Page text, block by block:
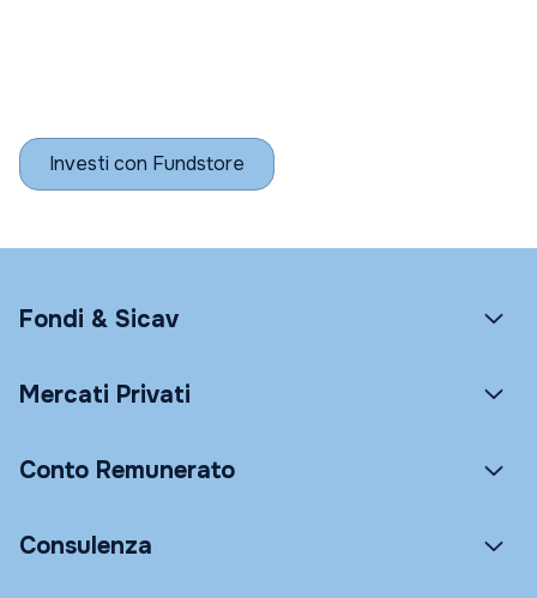
Investi con Fundstore
Fondi & Sicav
Mercati Privati
Conto Remunerato
Consulenza